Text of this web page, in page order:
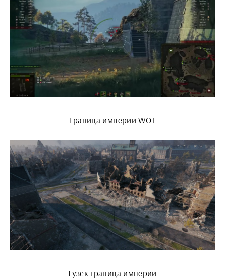
Граница империи WOT
Гузек граница империи